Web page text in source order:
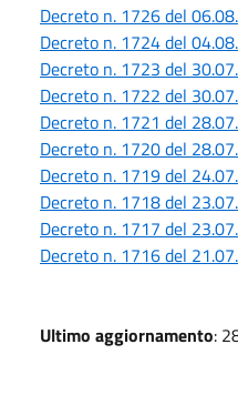
Decreto n. 1726 del
Decreto n. 1724 del
Decreto n. 1723 del
Decreto n. 1722 del
Decreto n. 1721 del
Decreto n. 1720 del
Decreto n. 1719 del
Decreto n. 1718 del
Decreto n. 1717 del
Decreto n. 1716 del
Ultimo aggiornamento: